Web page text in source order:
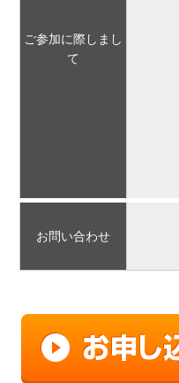
ご参加に際しまし
て
お問い合わせ